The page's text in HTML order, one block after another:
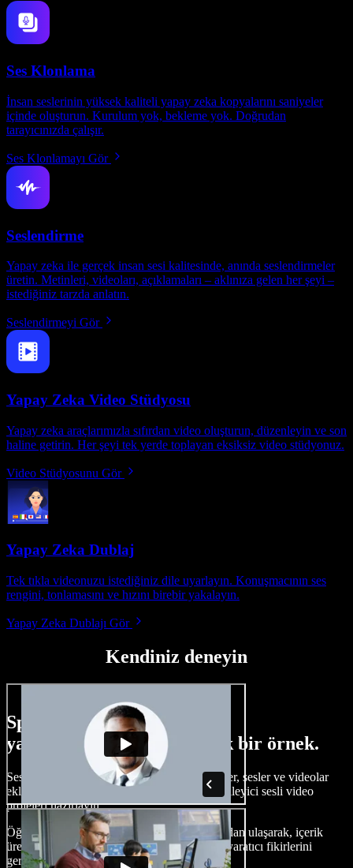
Ses Klonlama
İnsan seslerinin yüksek kaliteli yapay zeka kopyalarını saniyeler
içinde oluşturun. Kurulum yok, bekleme yok. Doğrudan
tarayıcınızda çalışır.
Ses Klonlamayı Gör
Seslendirme
Yapay zeka ile gerçek insan sesi kalitesinde, anında seslendirmeler
üretin. Metinleri, videoları, açıklamaları – aklınıza gelen her şeyi –
istediğiniz tarzda anlatın.
Seslendirmeyi Gör
Yapay Zeka Video Stüdyosu
Yapay zeka araçlarımızla sıfırdan video oluşturun, düzenleyin ve son
haline getirin. Her şeyi tek yerde toplayan eksiksiz video stüdyonuz.
Video Stüdyosunu Gör
Yapay Zeka Dublaj
Tek tıkla videonuzu istediğiniz dile uyarlayın. Konuşmacının ses
rengini, tonlamasını ve hızını birebir yakalayın.
Yapay Zeka Dublajı Gör
Kendiniz deneyin
Speechify Studio ile neler
yapabileceğinize dair küçük bir örnek.
Seslendirmeler oluşturun, telifsiz stok görseller, sesler ve videolar
ekleyin, sesinizi klonlayın ve baştan sona etkileyici sesli video
projeleri hazırlayın.
Öğrenme eğrisi olmadan ve her şeye tarayıcıdan ulaşarak, içerik
üreticileri geleneksel sınırları aşabilir ve tüm yaratıcı fikirlerini
gerçeğe dönüştürebilir.